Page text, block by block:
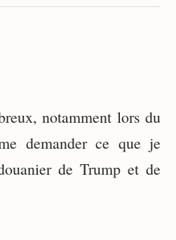
notamment lors du
demander ce que je
de Trump et de